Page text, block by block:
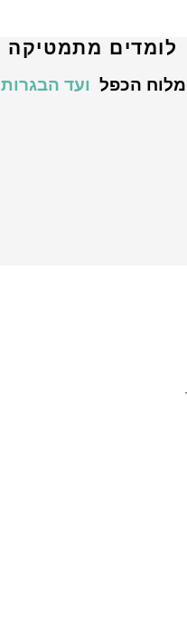
לומדים מתמטיקה
מלוח הכפל ועד הבגרות